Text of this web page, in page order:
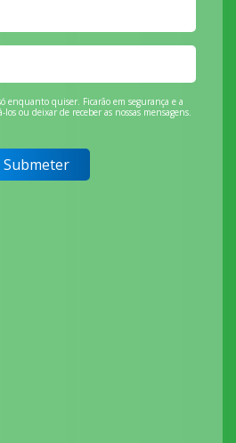
enquanto quiser. Ficarão em segurança e a
ou deixar de receber as nossas mensagens.